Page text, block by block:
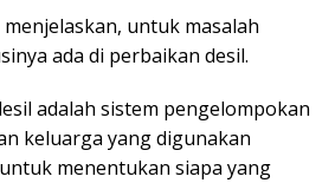
untuk masalah
ada di perbaikan desil.
adalah sistem pengelompokan
keluarga yang digunakan
menentukan siapa yang